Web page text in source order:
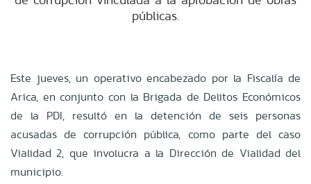
públicas.
Este jueves, un operativo encabezado por la Fiscalía de
Arica, en conjunto con la Brigada de Delitos Económicos
de la PDI, resultó en la detención de seis personas
acusadas de corrupción pública, como parte del caso
Vialidad 2, que involucra a la Dirección de Vialidad del
municipio.